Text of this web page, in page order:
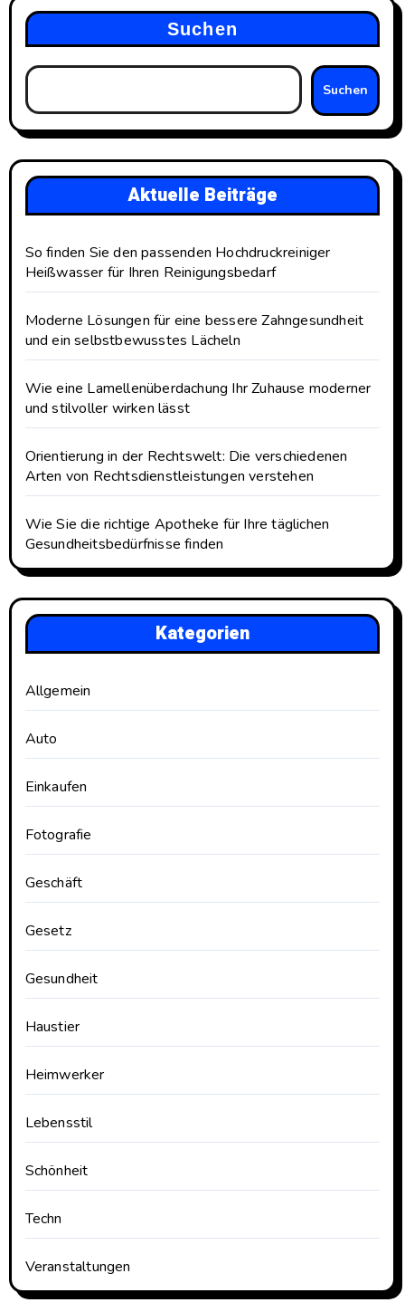
Suchen
Suchen
Aktuelle Beiträge
So finden Sie den passenden Hochdruckreiniger
Heißwasser für Ihren Reinigungsbedarf
Moderne Lösungen für eine bessere Zahngesundheit
und ein selbstbewusstes Lächeln
Wie eine Lamellenüberdachung Ihr Zuhause moderner
und stilvoller wirken lässt
Orientierung in der Rechtswelt: Die verschiedenen
Arten von Rechtsdienstleistungen verstehen
Wie Sie die richtige Apotheke für Ihre täglichen
Gesundheitsbedürfnisse finden
Kategorien
Allgemein
Auto
Einkaufen
Fotografie
Geschäft
Gesetz
Gesundheit
Haustier
Heimwerker
Lebensstil
Schönheit
Techn
Veranstaltungen